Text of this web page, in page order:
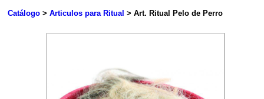
Catálogo> Articulos para Ritual > Art. Ritual Pelo de Perro